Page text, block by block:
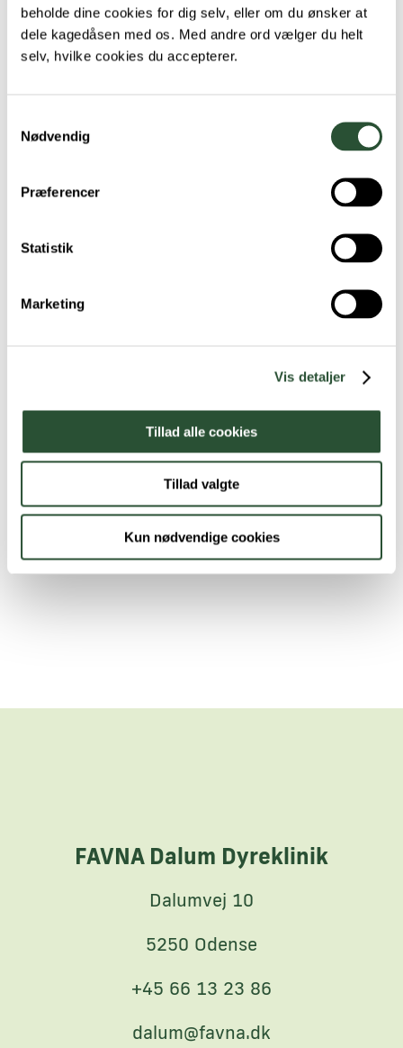
beholde dine cookies for dig selv, eller om du ønsker at
dele kagedåsen med os. Med andre ord vælger du helt
selv, hvilke cookies du accepterer.
Nødvendig
Præferencer
Statistik
Marketing
Vis detaljer
Tillad alle cookies
Tillad valgte
Kun nødvendige cookies
MitID.
Du har mulighed for at dele din regning op
i 12, 24 og 36 afdrag/måneder. Det koster
29 kroner pr. måned de første 24 måneder
altid mulighed for at indfri lånet hurtigere,
Se vilkårene for
Dyrlægekonto hos Resurs
FAVNA Dalum Dyreklinik
Dalumvej 10
5250 Odense
+45 66 13 23 86
dalum@favna.dk